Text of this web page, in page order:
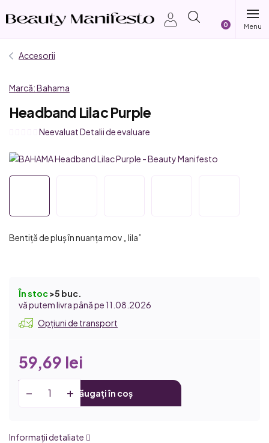
Accesorii
Marcă:Bahama
Headband Lilac Purple
Evaluarea
a
din
stele.
NeevaluatDetalii de evaluare
Bentiță de pluș în nuanța mov „ lila”
În stoc>5 buc.
11.08.2026
Opțiuni de transport
59,69 lei
Adăugați în coș
Informaţii detaliate